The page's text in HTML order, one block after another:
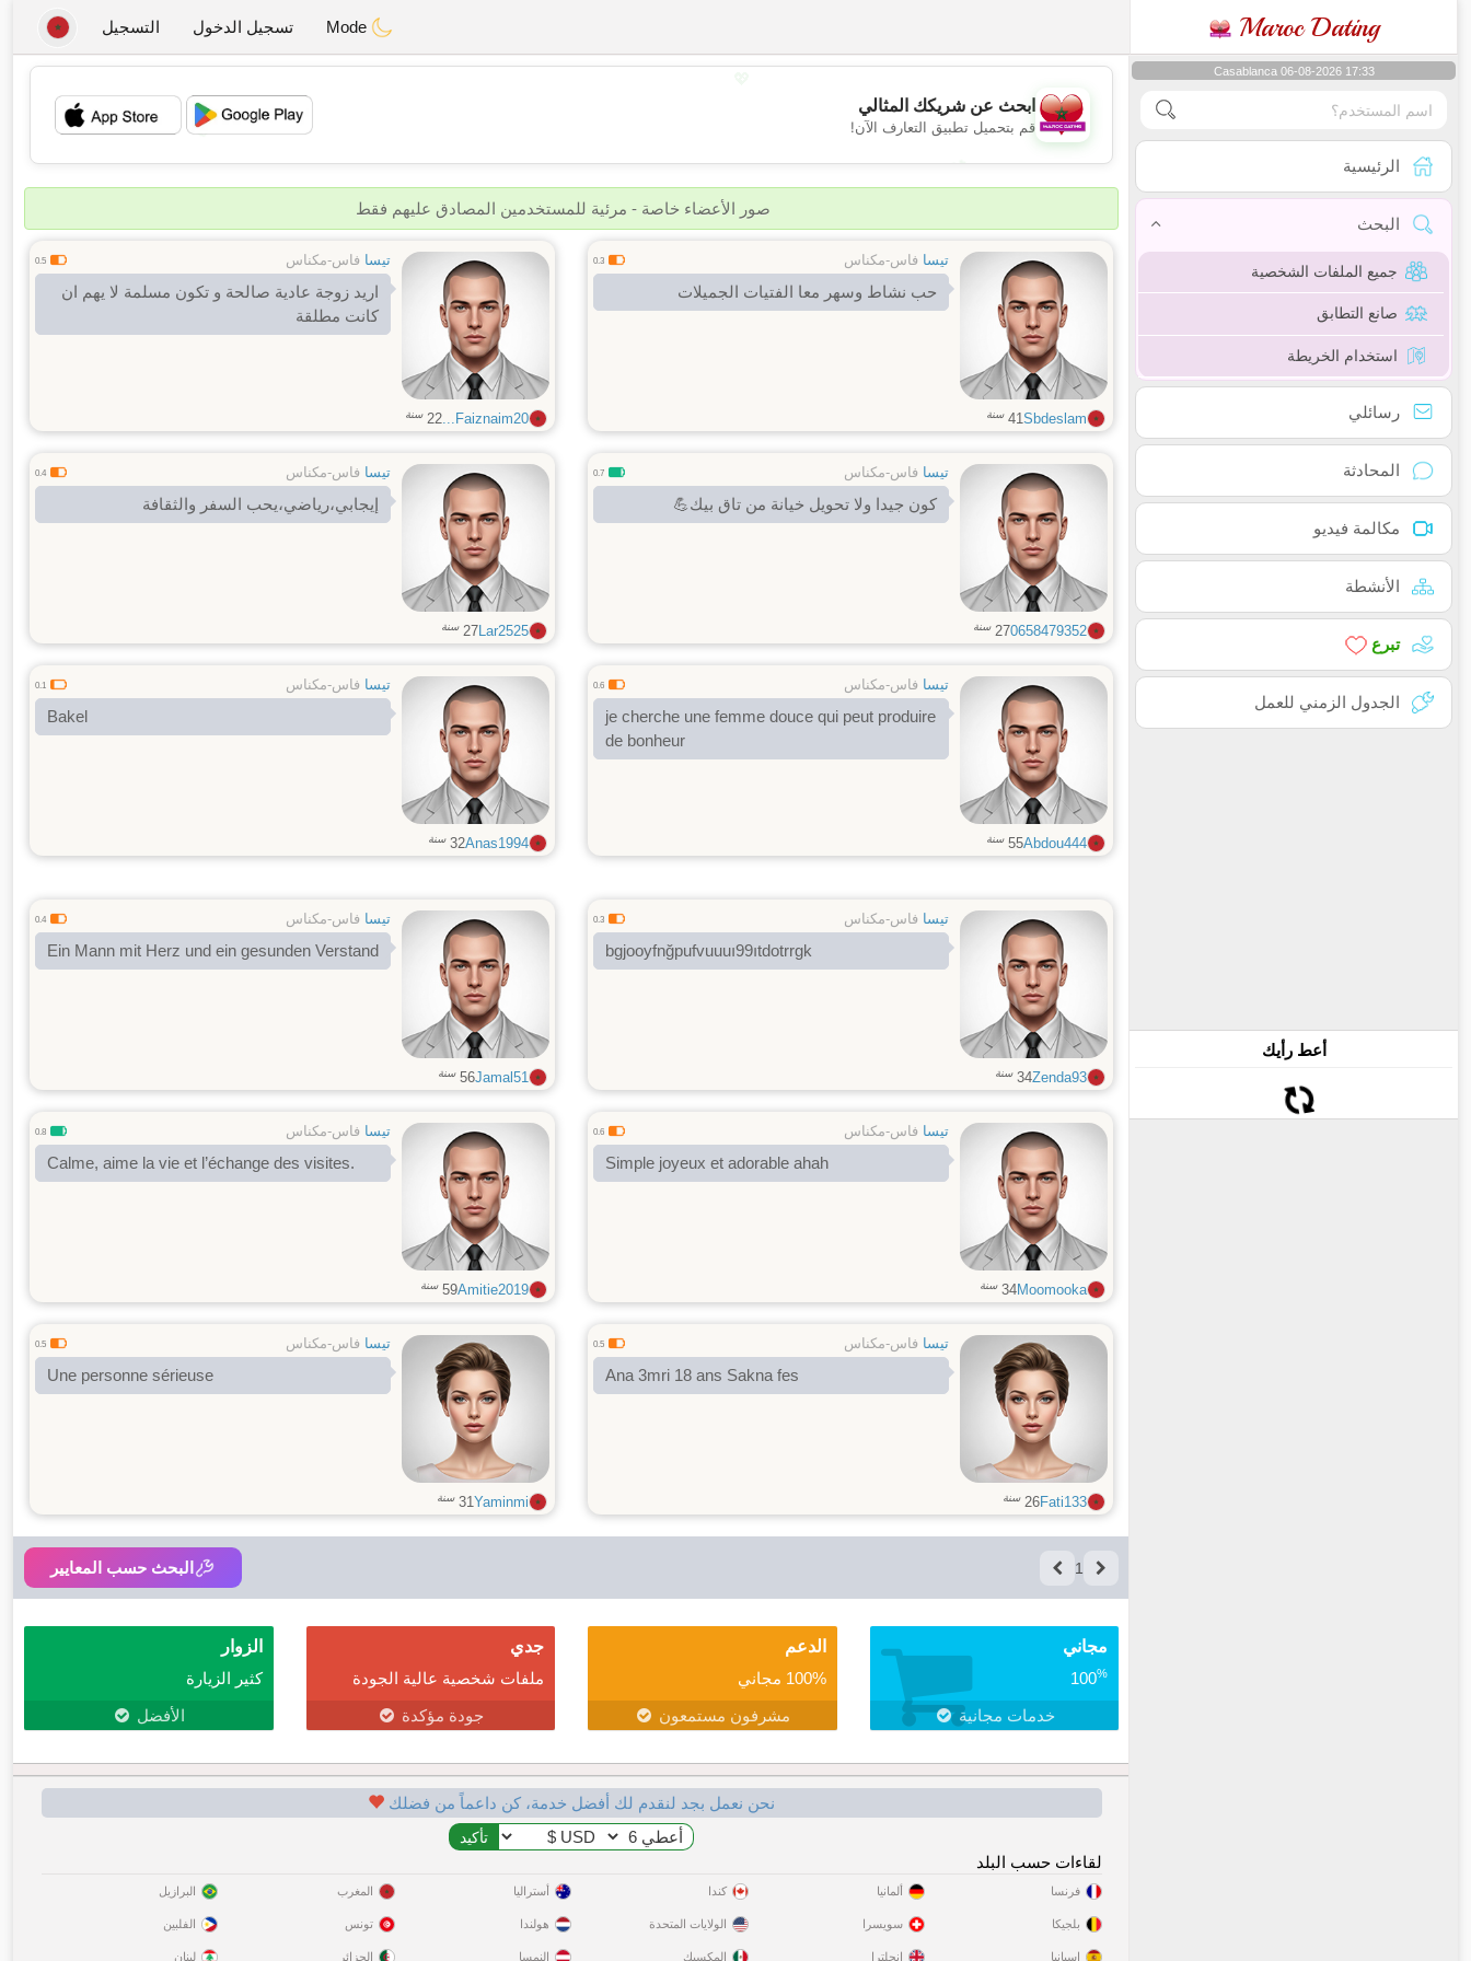
Maroc Dating تسجيل الدخول التسجيل
Casablanca 06-08-2026 17:33
الرئيسية
البحث
جميع الملفات الشخصية
صانع التطابق
استخدام الخريطة
رسائلي
المحادثة
مكالمة فيديو
الأنشطة
تبرع
الجدول الزمني للعمل
أعط رأيك
💖
💕
ابحث عن شريكك المثالي
قم بتحميل تطبيق التعارف الآن!
صور الأعضاء خاصة - مرئية للمستخدمين المصادق عليهم فقط
تيسا فاس-مكناس 0.3
حب نشاط وسهر معا الفتيات الجميلات
Sbdeslam
41 سنة
تيسا فاس-مكناس 0.5
اريد زوجة عادية صالحة و تكون مسلمة لا يهم ان
كانت مطلقة
Faiznaim20...
22 سنة
تيسا فاس-مكناس 0.7
كون جيدا ولا تحويل خيانة من تاق بيك💪
0658479352
27 سنة
تيسا فاس-مكناس 0.4
إيجابي،رياضي،يحب السفر والثقافة
Lar2525
27 سنة
تيسا فاس-مكناس 0.6
je cherche une femme douce qui peut produire
de bonheur
Abdou444
55 سنة
تيسا فاس-مكناس 0.1
Bakel
Anas1994
32 سنة
تيسا فاس-مكناس 0.3
bgjooyfnğpufvuuuı99ıtdotrrgk
Zenda93
34 سنة
تيسا فاس-مكناس 0.4
Ein Mann mit Herz und ein gesunden Verstand
Jamal51
56 سنة
تيسا فاس-مكناس 0.6
Simple joyeux et adorable ahah
Moomooka
34 سنة
تيسا فاس-مكناس 0.8
Calme, aime la vie et l’échange des visites.
Amitie2019
59 سنة
تيسا فاس-مكناس 0.5
Ana 3mri 18 ans Sakna fes
Fati133
26 سنة
تيسا فاس-مكناس 0.5
Une personne sérieuse
Yaminmi
31 سنة
1 البحث حسب المعايير
مجاني
100%
خدمات مجانية
الدعم
100% مجاني
مشرفون مستمعون
جدي
ملفات شخصية عالية الجودة
جودة مؤكدة
الزوار
كثير الزيارة
الأفضل
نحن نعمل بجد لنقدم لك أفضل خدمة، كن داعماً من فضلك
لقاءات حسب البلد
فرنسا
بلجيكا
إسبانيا
ألمانيا
سويسرا
إنجلترا
كندا
الولايات المتحدة
المكسيك
أستراليا
هولندا
النمسا
المغرب
تونس
الجزائر
البرازيل
الفلبين
لبنان